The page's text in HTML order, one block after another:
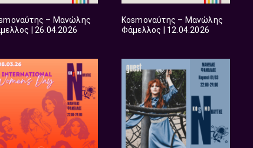
– Μανώλης
| 26.04.2026
Kosmoναύτης – Μανώλης
Φάμελλος | 12.04.2026